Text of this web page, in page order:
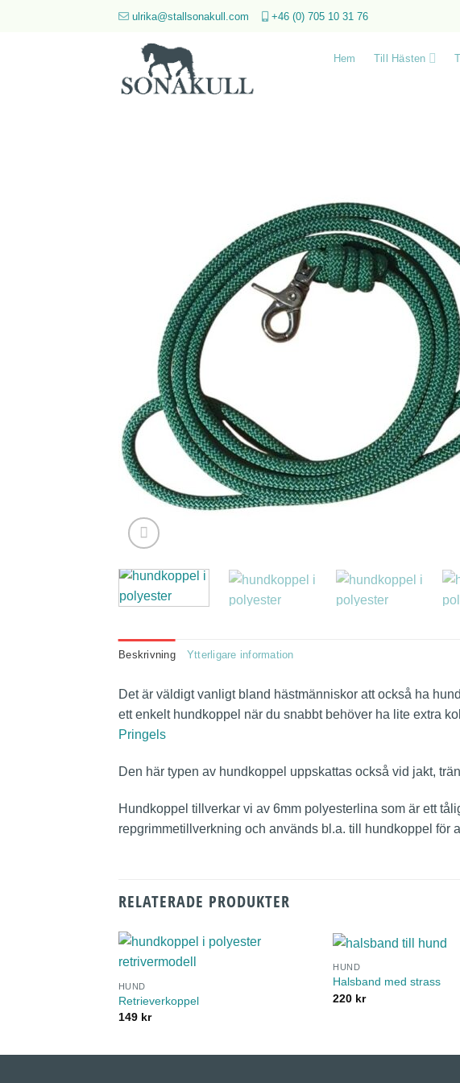
ulrika@stallsonakull.com +46 (0) 705 10 31 76
Hem Till Hästen
Beskrivning Ytterligare information
Det är väldigt vanligt bland hästmänniskor att också ha
ett enkelt hundkoppel när du snabbt behöver ha lite extra
Pringels
Den här typen av hundkoppel uppskattas också vid jakt,
Hundkoppel tillverkar vi av 6mm polyesterlina som är ett
repgrimmetillverkning och används bl.a. till hundkoppel för
RELATERADE PRODUKTER
HUND
Retrieverkoppel
149 kr
HUND
Halsband med strass
220 kr